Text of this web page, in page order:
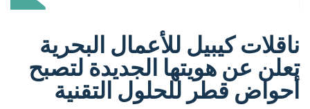
ناقلات كيبيل للأعمال البحرية
تعلن عن هويتها الجديدة لتصبح
أحواض قطر للحلول التقنية